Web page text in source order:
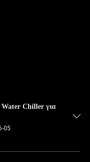
Water Chiller για
05